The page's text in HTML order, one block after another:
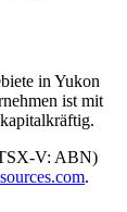
in Yukon
ist mit
V: ABN)
.